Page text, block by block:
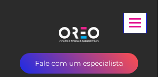
Fale com um especialista